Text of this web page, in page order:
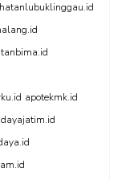
apotekmk.id